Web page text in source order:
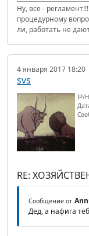
Ну, все -
процедурному
ли, работать не
4 января 2017 18:20
svs
IP/
RE:
Сообщение от
Дед, а нафига